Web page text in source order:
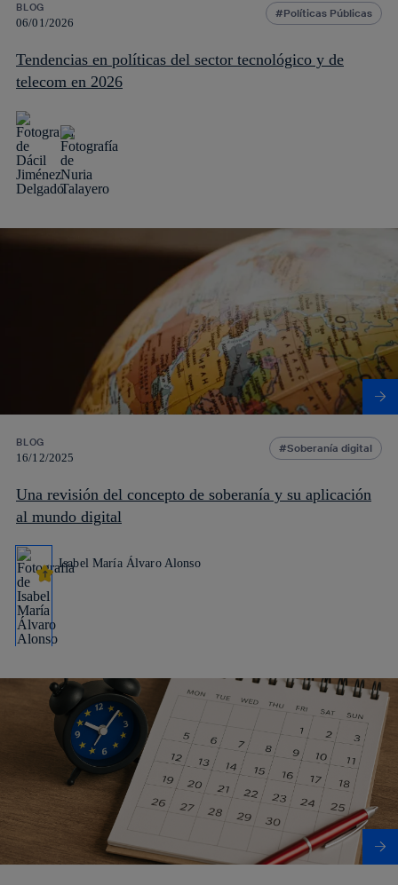
BLOG
06/01/2026
Políticas Públicas
Tendencias en políticas del sector tecnológico y de
telecom en 2026
BLOG
16/12/2025
Soberanía digital
Una revisión del concepto de soberanía y su aplicación
al mundo digital
Isabel María Álvaro Alonso